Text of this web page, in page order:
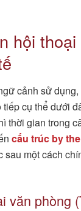
hội
cảnh sử
cụ thể dưới
thời gian trong
cấu trúc by
sau một cách
văn phòng